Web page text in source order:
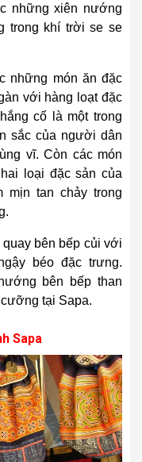
những xiên nướng
trong khí trời se se
những món ăn đặc
với hàng loạt đặc
cố là một trong
sắc của người dân
vĩ. Còn các món
loại đặc sản của
mịn tan chảy trong
bên bếp củi với
béo đặc trưng.
bên bếp than
tại Sapa.
Sapa